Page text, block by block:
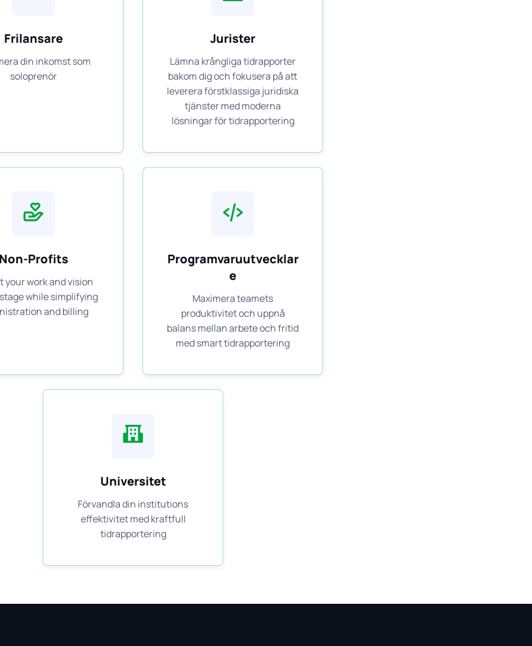
Frilansare
din inkomst som
soloprenör
Jurister
Lämna krångliga tidrapporter
bakom dig och fokusera på att
leverera förstklassiga juridiska
tjänster med moderna
lösningar för tidrapportering
Profits
your work and vision
while simplifying
and billing
Programvaruutvecklar
e
Maximera teamets
produktivitet och uppnå
balans mellan arbete och fritid
med smart tidrapportering
Universitet
Förvandla din institutions
effektivitet med kraftfull
tidrapportering